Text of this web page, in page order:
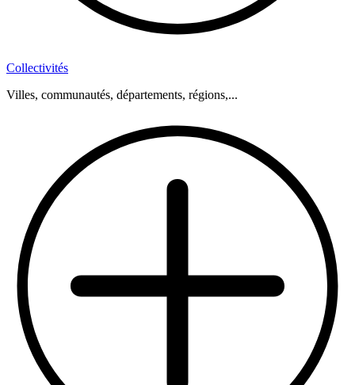
Collectivités
Villes, communautés, départements, régions,...